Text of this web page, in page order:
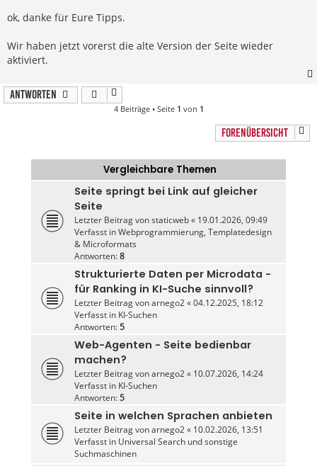
r
a
ok, danke für Eure Tipps.
Wir haben jetzt vorerst die alte Version der Seite wieder
aktiviert.
Antworten
4 Beiträge • Seite 1 von 1
FORENÜBERSICHT
Vergleichbare Themen
Seite springt bei Link auf gleicher
Seite
Letzter Beitrag vonstaticweb« 19.01.2026, 09:49
Verfasst inWebprogrammierung, Templatedesign
& Microformats
Antworten:8
Strukturierte Daten per Microdata -
für Ranking in KI-Suche sinnvoll?
Letzter Beitrag vonarnego2«04.12.2025, 18:12
Verfasst in KI-Suchen
Antworten:5
Web-Agenten - Seite bedienbar
machen?
Letzter Beitrag vonarnego2« 10.07.2026, 14:24
Verfasst in KI-Suchen
Antworten:5
Seite in welchen Sprachen anbieten
Letzter Beitrag vonarnego2« 10.02.2026, 13:51
Verfasst in Universal Search und sonstige
Suchmaschinen